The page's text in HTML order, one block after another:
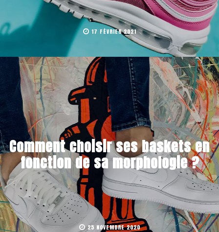
17 FÉVRIER 2021
Comment choisir ses baskets en
fonction de sa morphologie ?
25 NOVEMBRE 2020